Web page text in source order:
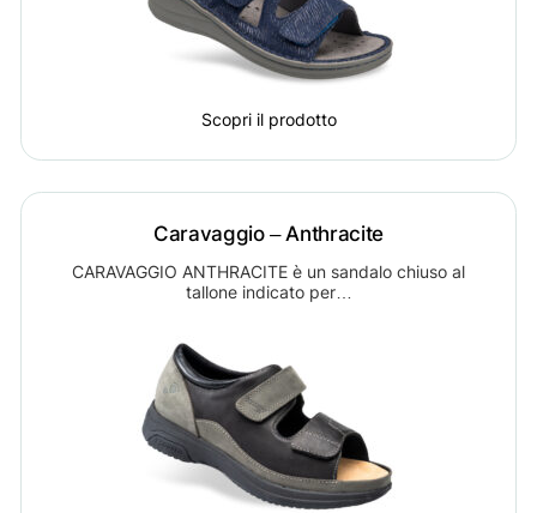
Scopri il prodotto
Caravaggio – Anthracite
CARAVAGGIO ANTHRACITE è un sandalo chiuso al
tallone indicato per…